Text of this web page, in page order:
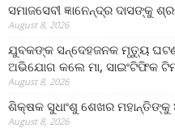
ସମାଜସେବୀ ଜ୍ଞାନେନ୍ଦ୍ର ଦାସଙ୍କୁ
August 8, 2026
ଯୁବକଙ୍କ ସନ୍ଦେହଜନକ ମୃତ୍ୟୁ
ଅଭିଯୋଗ କଲେ ମା, ସାଇଂଟିଫିକ
August 8, 2026
ଶିକ୍ଷକ ସୁଧାଂଶୁ ଶେଖର ମହାନ୍ତିଙ୍କୁ
August 8, 2026